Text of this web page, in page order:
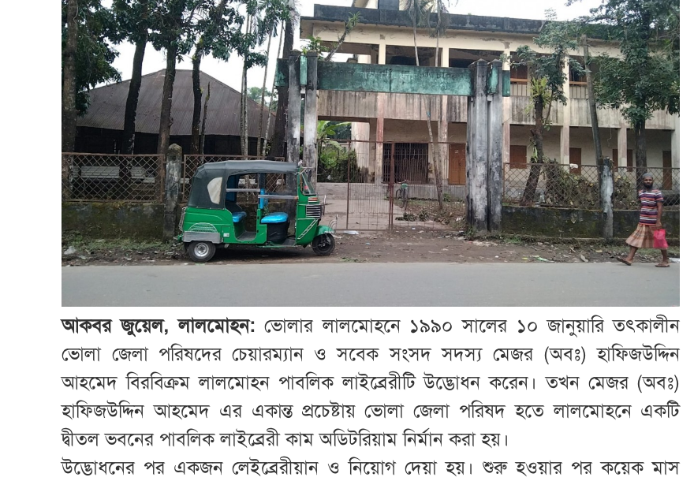
আকবর জুয়েল, লালমোহন: ভোলার লালমোহনে ১৯৯০ সালের ১০ জানুয়ারি তৎকালীন
ভোলা জেলা পরিষদের চেয়ারম্যান ও সবেক সংসদ সদস্য মেজর (অবঃ) হাফিজউদ্দিন
আহমেদ বিরবিক্রম লালমোহন পাবলিক লাইব্রেরীটি উদ্ভোধন করেন। তখন মেজর (অবঃ)
হাফিজউদ্দিন আহমেদ এর একান্ত প্রচেষ্টায় ভোলা জেলা পরিষদ হতে লালমোহনে একটি
দ্বীতল ভবনের পাবলিক লাইব্রেরী কাম অডিটরিয়াম নির্মান করা হয়।
উদ্ভোধনের পর একজন লেইব্রেরীয়ান ও নিয়োগ দেয়া হয়। শুরু হওয়ার পর কয়েক মাস